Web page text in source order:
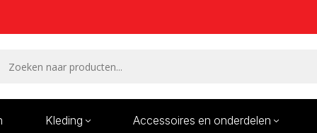
Kleding Accessoires en onderdelen